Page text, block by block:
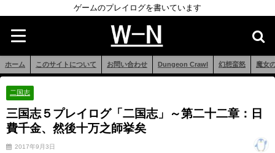
ゲームのプレイログを書いています
ホーム このサイトについて お問い合わせ Dungeon Crawl 幻想蛮怒 魔女
二国志
三国志５プレイログ「二国志」～第二十二章：日
費千金、然後十万之師挙矣
2017年9月3日